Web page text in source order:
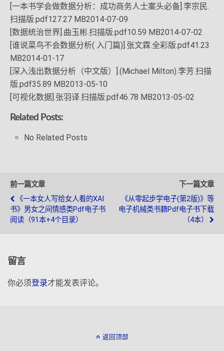
[一本书学会做数据分析：成功商务人士案头必备].李宗民.
扫描版.pdf127.27 MB2014-07-09
[数据统治世界].曲玉彬.扫描版.pdf10.59 MB2014-07-02
[谁说菜鸟不会数据分析( 入门篇)].张文霖.全彩版.pdf41.23
MB2014-01-17
[深入浅出数据分析（中文版）].(Michael Milton).李芳.扫描
版.pdf35.89 MB2013-05-10
[可视化数据].张羽译.扫描版.pdf46.78 MB2013-05-02
Related Posts:
No Related Posts
前一篇文章
《一本女人写给女人看的XAI
书》男女之间情感类pdf电子书
阅读（91本+4个目录）
下一篇文章
《从零起步学电子(第2版)》等
电子机械类书籍pdf电子书下载
（4本）
留言
你必须登录才能发表评论。
返回顶部